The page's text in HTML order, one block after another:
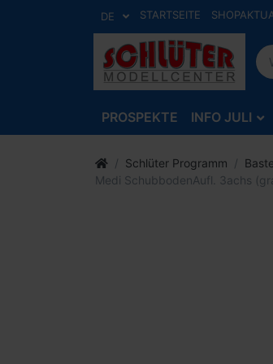
DE STARTSEITE
PROSPEKTE INFO JULI
Schlüter Programm
Medi SchubbodenAufl. 3achs